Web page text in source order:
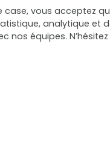
case, vous acceptez
analytique et
nos équipes.